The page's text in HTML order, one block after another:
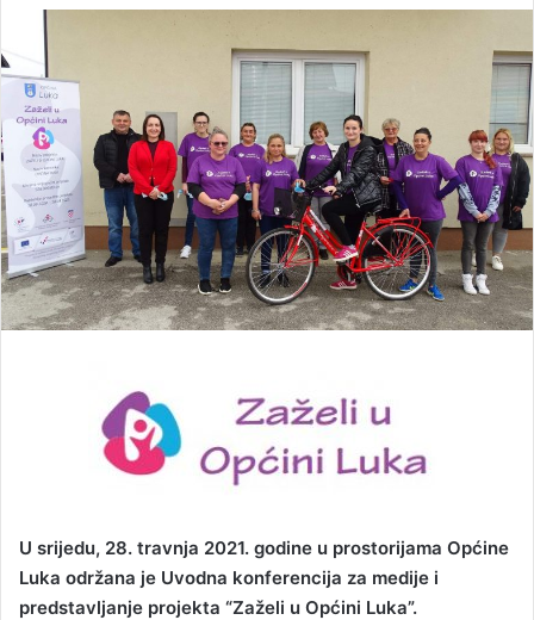
U srijedu, 28. travnja 2021. godine u prostorijama Općine
Luka održana je Uvodna konferencija za medije i
predstavljanje projekta “Zaželi u Općini Luka”.